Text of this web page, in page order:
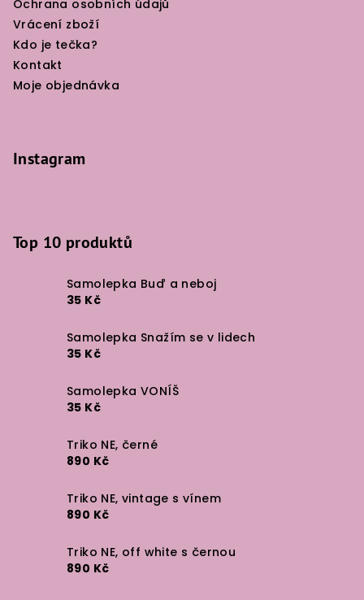
Ochrana osobních údajů
Vrácení zboží
Kdo je tečka?
Kontakt
Moje objednávka
Instagram
Top 10 produktů
Samolepka Buď a neboj
35 Kč
Samolepka Snažím se v lidech
35 Kč
Samolepka VONÍŠ
35 Kč
Triko NE, černé
890 Kč
Triko NE, vintage s vínem
890 Kč
Triko NE, off white s černou
890 Kč